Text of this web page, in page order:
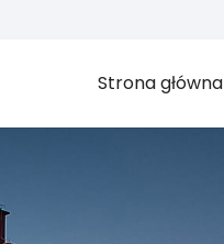
Strona główna